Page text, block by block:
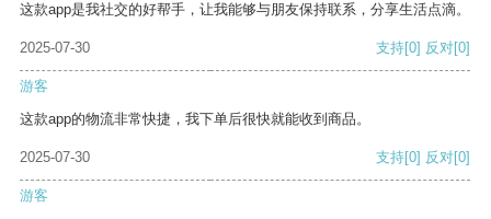
这款app是我社交的好帮手，让我能够与朋友保持联系，分享生活点滴。
2025-07-30 支持[0] 反对[0]
游客
这款app的物流非常快捷，我下单后很快就能收到商品。
2025-07-30 支持[0] 反对[0]
游客